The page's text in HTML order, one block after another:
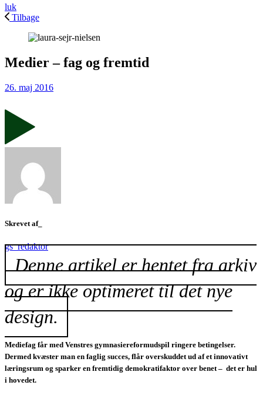
luk
Tilbage
Medier – fag og fremtid
26. maj 2016
Skrevet af_
gs_redaktor
Denne artikel er hentet fra arkiv
og er ikke optimeret til det nye
design.
Mediefag får med Venstres gymnasiereformudspil ringere betingelser.
Dermed kvæster man en faglig succes, flår overskuddet ud af et innovativt
læringsrum og sparker en fremtidig demokratifaktor over benet – det er hul
i hovedet.